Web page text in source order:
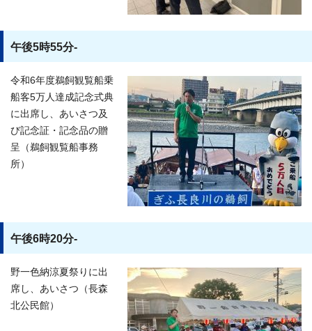
午後5時55分-
令和6年度鵜飼観覧船乗
船客5万人達成記念式典
に出席し、あいさつ及
び記念証・記念品の贈
呈（鵜飼観覧船事務
所）
午後6時20分-
野一色納涼夏祭りに出
席し、あいさつ（長森
北公民館）